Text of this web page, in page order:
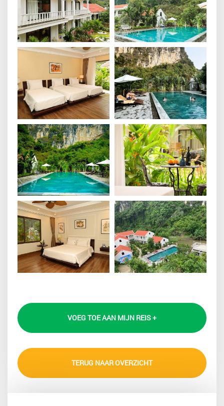
VOEG TOE AAN MIJN REIS +
TERUG NAAR OVERZICHT